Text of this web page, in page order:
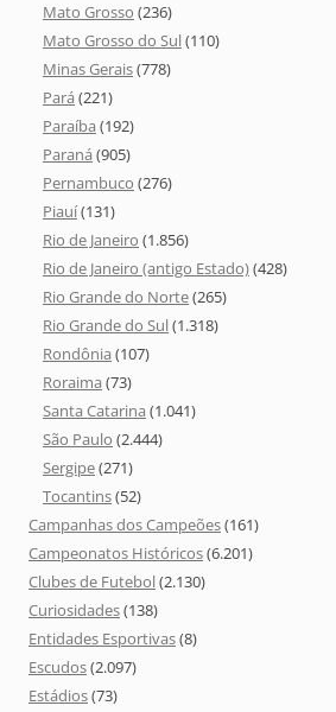
Mato Grosso (236)
Mato Grosso do Sul(110)
Minas Gerais(778)
Pará (221)
Paraíba (192)
Paraná (905)
Pernambuco (276)
Piauí(131)
Rio de Janeiro (1.856)
Rio de Janeiro (antigo Estado)(428)
Rio Grande do Norte(265)
Rio Grande do Sul(1.318)
Rondônia (107)
Roraima (73)
Santa Catarina (1.041)
São Paulo (2.444)
Sergipe(271)
Tocantins(52)
Campanhas dos Campeões(161)
Campeonatos Históricos(6.201)
Clubes de Futebol(2.130)
Curiosidades(138)
Entidades Esportivas(8)
Escudos(2.097)
Estádios(73)